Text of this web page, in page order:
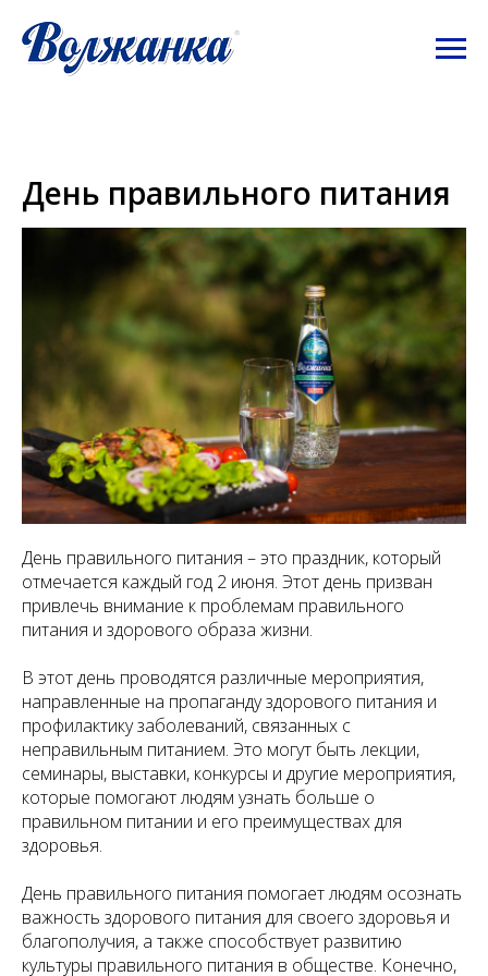
День правильного питания
День правильного питания – это праздник, который
отмечается каждый год 2 июня. Этот день призван
привлечь внимание к проблемам правильного
питания и здорового образа жизни.
В этот день проводятся различные мероприятия,
направленные на пропаганду здорового питания и
профилактику заболеваний, связанных с
неправильным питанием. Это могут быть лекции,
семинары, выставки, конкурсы и другие мероприятия,
которые помогают людям узнать больше о
правильном питании и его преимуществах для
здоровья.
День правильного питания помогает людям осознать
важность здорового питания для своего здоровья и
благополучия, а также способствует развитию
культуры правильного питания в обществе. Конечно,